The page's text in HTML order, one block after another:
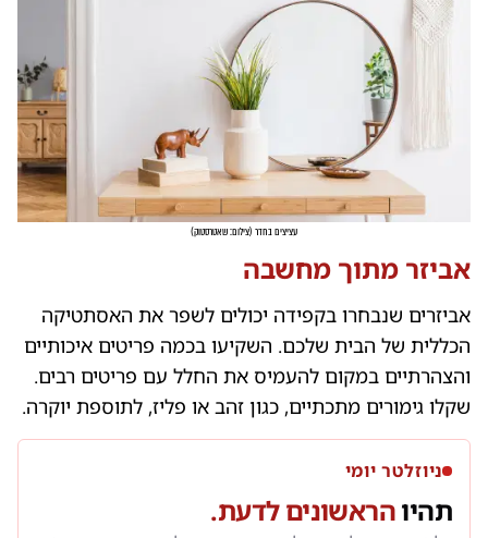
עציצים בחדר (צילום: שאטרסטוק)
אביזר מתוך מחשבה
אביזרים שנבחרו בקפידה יכולים לשפר את האסתטיקה
הכללית של הבית שלכם. השקיעו בכמה פריטים איכותיים
והצהרתיים במקום להעמיס את החלל עם פריטים רבים.
שקלו גימורים מתכתיים, כגון זהב או פליז, לתוספת יוקרה.
ניוזלטר יומי
תהיוהראשונים לדעת.